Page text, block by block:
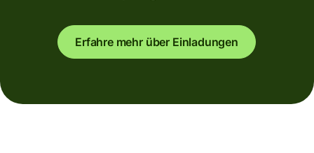
Erfahre mehr über Einladungen